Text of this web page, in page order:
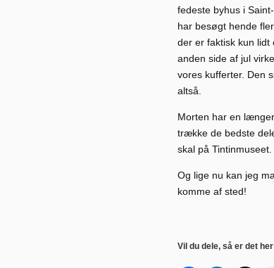
fedeste byhus i
har besøgt hende
der er faktisk kun lidt
anden side af jul
vores kufferter. Den
altså.
Morten har en
trække de bedste
skal på Tintinmuseet.
Og lige nu kan jeg
komme af sted!
Vil du dele, så er det